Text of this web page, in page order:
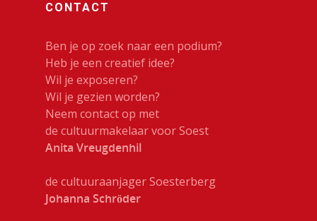
CONTACT
Ben je op zoek naar een podium?
Heb je een creatief idee?
Wil je exposeren?
Wil je gezien worden?
Neem contact op met
de cultuurmakelaar voor Soest
Anita Vreugdenhil
de cultuuraanjager Soesterberg
Johanna Schröder